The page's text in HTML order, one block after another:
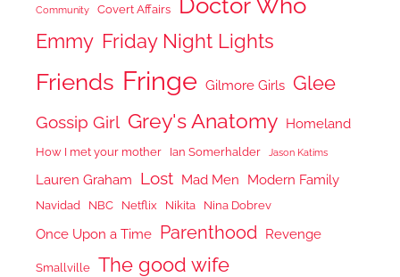
Community Covert Affairs
Emmy Friday Night Lights
Friends Fringe Gilmore Girls Glee
Gossip Girl Grey's Anatomy Homeland
How I met your mother Ian Somerhalder Jason Katims
Lauren Graham Lost Mad Men Modern Family
Navidad NBC Netflix Nikita Nina Dobrev
Once Upon a Time Parenthood Revenge
Smallville The good wife